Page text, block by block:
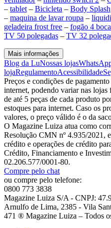
– tablet – Bicicleta – Body Splash
– maquina de lavar roupa –
geladeira frost free – fogão 4
TV 50 polegadas – TV 32
Mais informações
Blog da LuNossas lojas
lojaRegulamentoAcessibilidade
Preços e condições de
internet, podendo variar nas
de até 5 peças de cada produto
estoques para internet. Caso os
valores, o preço válido é o da
O Magazine Luiza atua como
Resolução CMN nº 4.935/2021,
crédito e operações de crédito
Crédito, Financiamento e
02.206.577/0001-80.
Compre pelo chat
ou compre pelo telefone:
0800 773 3838
Magazine Luiza S/A - CNPJ:
Arnulfo de Lima, 2385 - Vila
471 ® Magazine Luiza – Todos